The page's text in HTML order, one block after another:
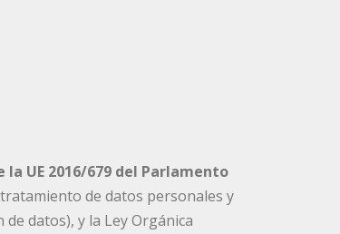
UE 2016/679 del Parlamento
de datos personales y
datos), y la Ley Orgánica